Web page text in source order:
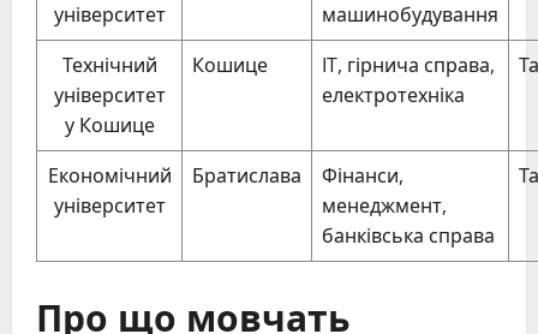
університет
машинобудування
Технічний
університет
у Кошице
Кошице
IT, гірнича справа,
електротехніка
Економічний
університет
Братислава
Фінанси,
менеджмент,
банківська справа
Про що мовчать